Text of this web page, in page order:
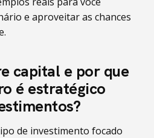
e aproveitar as chances
capital e por que
é estratégico
de investimento focado